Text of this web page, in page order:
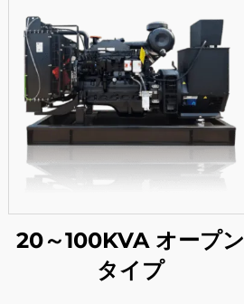
20～100KVA オープン
タイプ